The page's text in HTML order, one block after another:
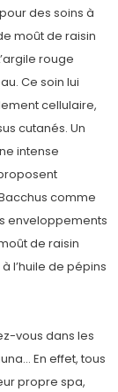
des soins à
moût de raisin
rouge
Ce soin lui
cellulaire,
cutanés. Un
intense
comme
enveloppements
de raisin
l’huile de pépins
vous dans les
En effet, tous
propre spa,